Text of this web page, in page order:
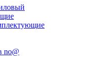
no@